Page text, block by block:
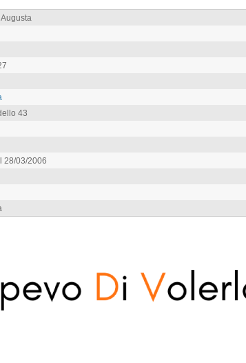
43
28/03/2006